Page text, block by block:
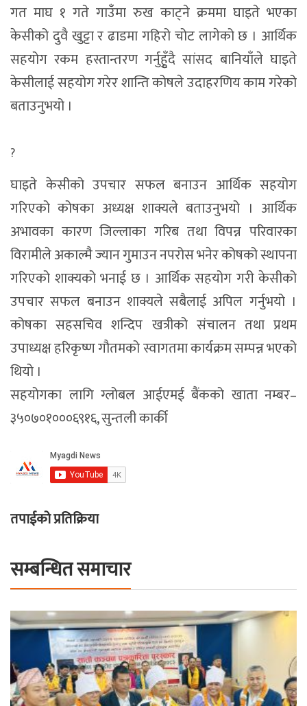
गत माघ १ गते गाउँमा रुख काट्ने क्रममा घाइते भएका
केसीको दुवै खुट्टा र ढाडमा गहिरो चोट लागेको छ । आर्थिक
सहयोग रकम हस्तान्तरण गर्नुहुृँदै सांसद बानियाँले घाइते
केसीलाई सहयोग गरेर शान्ति कोषले उदाहरणिय काम गरेको
बताउनुभयो ।
?
घाइते केसीको उपचार सफल बनाउन आर्थिक सहयोग
गरिएको कोषका अध्यक्ष शाक्यले बताउनुभयो । आर्थिक
अभावका कारण जिल्लाका गरिब तथा विपन्न परिवारका
विरामीले अकाल्मै ज्यान गुमाउन नपरोस भनेर कोषको स्थापना
गरिएको शाक्यको भनाई छ । आर्थिक सहयोग गरी केसीको
उपचार सफल बनाउन शाक्यले सबैलाई अपिल गर्नुभयो ।
कोषका सहसचिव शन्दिप खत्रीको संचालन तथा प्रथम
उपाध्यक्ष हरिकृष्ण गौतमको स्वागतमा कार्यक्रम सम्पन्न भएको
थियो ।
सहयोगका लागि ग्लोबल आईएमई बैंकको खाता नम्बर–
३५०७०१०००६९१६, सुन्तली कार्की
तपाईको प्रतिक्रिया
सम्बन्धित समाचार